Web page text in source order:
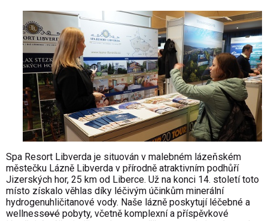
Spa Resort Libverda je situován v malebném lázeňském
městečku Lázně Libverda v přírodně atraktivním podhůří
Jizerských hor, 25 km od Liberce. Už na konci 14. století toto
místo získalo věhlas díky léčivým účinkům minerální
hydrogenuhličitanové vody. Naše lázně poskytují léčebné a
wellnessové pobyty, včetně komplexní a příspěvkové